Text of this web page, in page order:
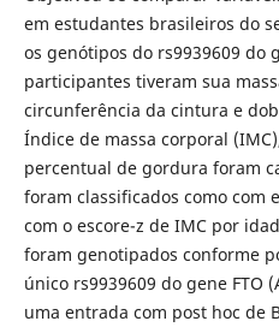
em estudantes brasileiros do
os genótipos do rs9939609 do
participantes tiveram sua
circunferência da cintura e
Índice de massa corporal
percentual de gordura foram
foram classificados como com
com o escore-z de IMC por
foram genotipados conforme
único rs9939609 do gene FTO
uma entrada com post hoc de